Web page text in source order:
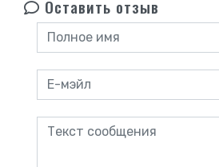
Оставить отзыв